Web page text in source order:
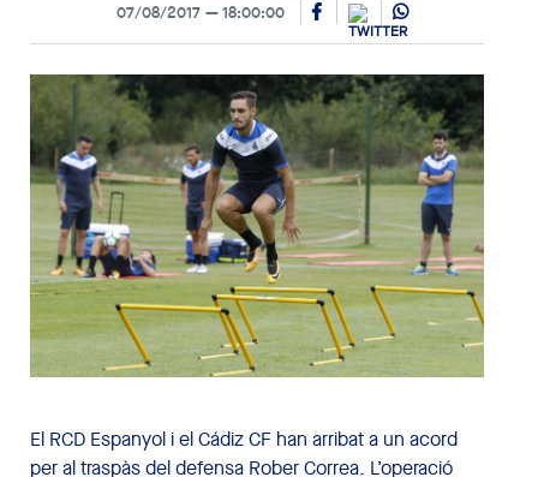
07/08/2017 18:00:00
El RCD Espanyol i el Cádiz CF han arribat a un acord
per al traspàs del defensa Rober Correa. L’operació